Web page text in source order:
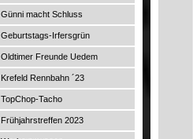
Günni macht Schluss
Geburtstags-Irfersgrün
Oldtimer Freunde Uedem
Krefeld Rennbahn ´23
TopChop-Tacho
Frühjahrstreffen 2023